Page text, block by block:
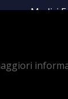
Medici